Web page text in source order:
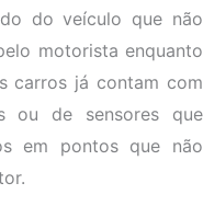
do veículo que não
motorista enquanto
carros já contam com
ou de sensores que
em pontos que não